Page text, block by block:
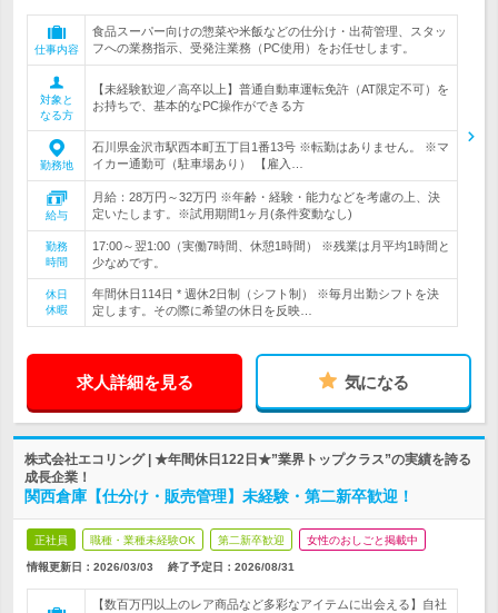
仕事内容
食品スーパー向けの惣菜や米飯などの仕分け・出荷管理、スタッ
フへの業務指示、受発注業務（PC使用）をお任せします。
対象と
なる方
【未経験歓迎／高卒以上】普通自動車運転免許（AT限定不可）を
お持ちで、基本的なPC操作ができる方
勤務地
石川県金沢市駅西本町五丁目1番13号 ※転勤はありません。 ※マ
イカー通勤可（駐車場あり） 【雇入…
給与
月給：28万円～32万円 ※年齢・経験・能力などを考慮の上、決
定いたします。※試用期間1ヶ月(条件変動なし)
勤務
時間
17:00～翌1:00（実働7時間、休憩1時間） ※残業は月平均1時間と
少なめです。
休日
休暇
年間休日114日 * 週休2日制（シフト制） ※毎月出勤シフトを決
定します。その際に希望の休日を反映…
求人詳細を見る 気になる
株式会社エコリング | ★年間休日122日★”業界トップクラス”の実績を誇る
成長企業！
関西倉庫【仕分け・販売管理】未経験・第二新卒歓迎！
正社員 職種・業種未経験OK 第二新卒歓迎 女性のおしごと掲載中
情報更新日：2026/03/03 終了予定日： 2026/08/31
【数百万円以上のレア商品など多彩なアイテムに出会える】自社